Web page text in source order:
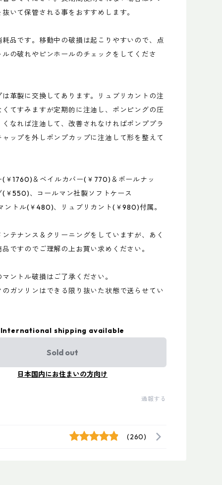
いて保管される事をおすすめします。
品です。移動中の破損は起こりやすいので、点
の破れやピンホールのチェックをしてくださ
革製に交換してあります。リュブリカントの注
てすみますが定期的に注油し、ポンピングの圧
なれば注油して、改善されなければポンププラ
ップを外しポンプカップに注油して形を整えて
(￥1760)＆ベイルカバー(￥770)＆ボールナッ
(￥550)、コールマン社製ソフトケース
ントル(￥480)、リュブリカント(￥980)付属。
テナンス＆クリーニングをしていますが、あく
ですのでご理解の上お買い求めください。
ントル破損はご了承ください。
ガソリンはできる限り抜いた状態で送らせてい
International shipping available
Sold out
日本国内にお住まいの方向け
通報する
(260)